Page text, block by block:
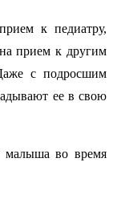
к педиатру,
прием к другим
с подросшим
ее в свою
малыша во время